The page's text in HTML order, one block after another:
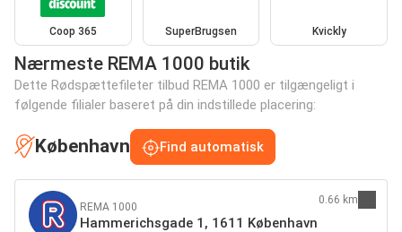
Coop 365 SuperBrugsen Kvickly
Nærmeste REMA 1000 butik
Dette Rødspættefileter tilbud REMA 1000 er tilgængeligt i
følgende filialer baseret på din indstillede placering:
København Find automatisk
REMA 1000
Hammerichsgade 1, 1611 København
0.66 km